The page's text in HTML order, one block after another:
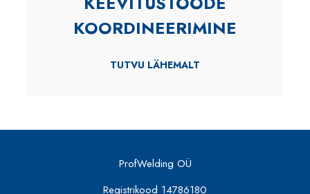
KOORDINEERIMINE
TUTVU LÄHEMALT
ProfWelding OÜ
Registrikood 14786180